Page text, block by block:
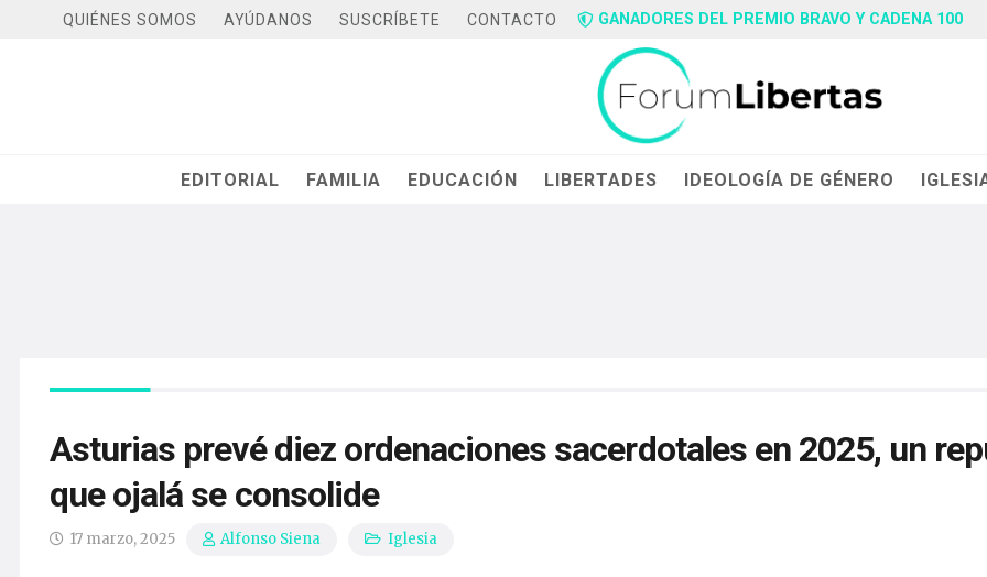
QUIÉNES SOMOS AYÚDANOS SUSCRÍBETE CONTACTO GANADORES DEL PREMIO BRAVO Y CADENA 100
EDITORIAL FAMILIA EDUCACIÓN LIBERTADES IDEOLOGÍA DE GÉNERO
Asturias prevé diez ordenaciones sacerdotales en 2025, un
que ojalá se consolide
17 marzo, 2025 Alfonso Siena Iglesia